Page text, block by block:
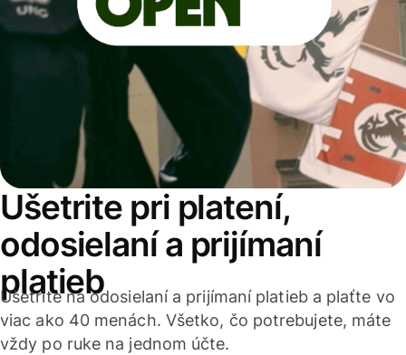
Ušetrite pri platení,
odosielaní a prijímaní
platieb
Ušetrite na odosielaní a prijímaní platieb a plaťte vo
viac ako 40 menách. Všetko, čo potrebujete, máte
vždy po ruke na jednom účte.